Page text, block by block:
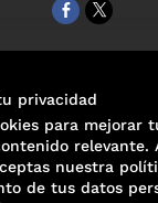
privacidad
para mejorar
relevante.
nuestra
de tus datos